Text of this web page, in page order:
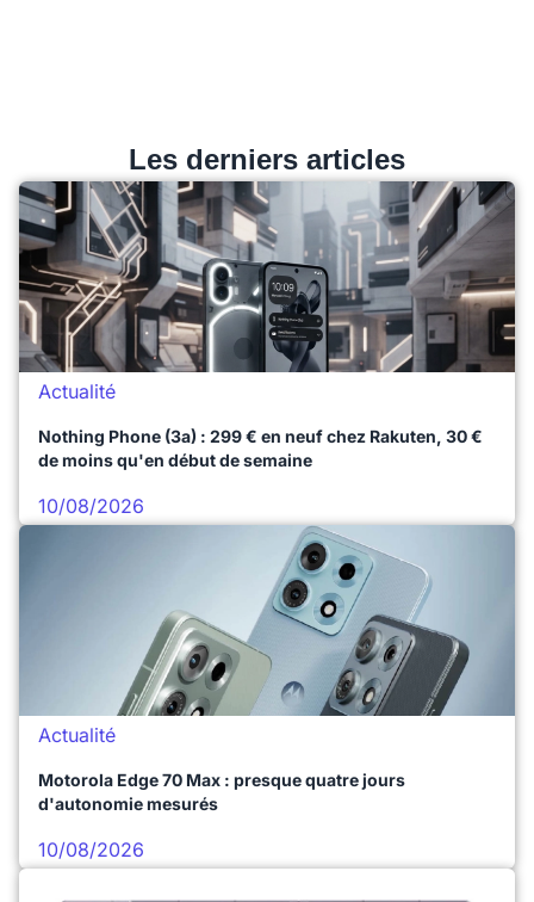
Les derniers articles
Actualité
Nothing Phone (3a) : 299 € en neuf chez Rakuten, 30 €
de moins qu'en début de semaine
10/08/2026
Actualité
Motorola Edge 70 Max : presque quatre jours
d'autonomie mesurés
10/08/2026